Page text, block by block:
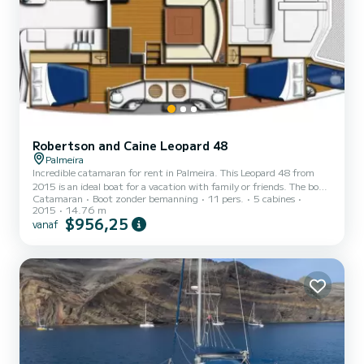
Robertson and Caine Leopard 48
Palmeira
Incredible catamaran for rent in Palmeira. This Leopard 48 from
2015 is an ideal boat for a vacation with family or friends. The boat
has 6 cabins with all comfort and a capacity of 12 people. With an
overall length of 15 meters, it will be your best ally to spend an
exceptional vacation on the water in the surroundings of Palmeira
Catamaran Boot zonder bemanning 11 pers.
5 cabines
2015
14.76 m
vanaf $956,25